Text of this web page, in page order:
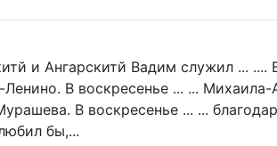
и Ангарскитй Вадим служил ...
В воскресенье ... ...
В воскресенье ... ...
бы,...